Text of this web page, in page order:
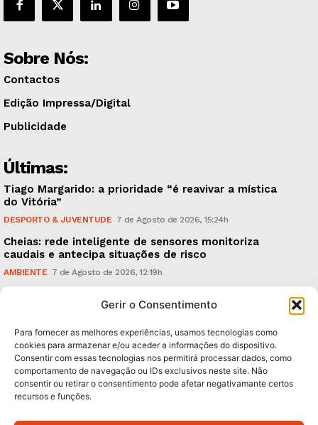
Gerir o Consentimento
Para fornecer as melhores experiências, usamos tecnologias como
cookies para armazenar e/ou aceder a informações do dispositivo.
Consentir com essas tecnologias nos permitirá processar dados, como
comportamento de navegação ou IDs exclusivos neste site. Não
consentir ou retirar o consentimento pode afetar negativamante certos
recursos e funções.
Sobre Nós:
Contactos
Edição Impressa/Digital
Publicidade
Últimas:
Tiago Margarido: a prioridade “é reavivar a mística
do Vitória”
DESPORTO & JUVENTUDE 7 de Agosto de 2026, 15:24h
Cheias: rede inteligente de sensores monitoriza
caudais e antecipa situações de risco
AMBIENTE 7 de Agosto de 2026, 12:19h
Subscreva Newsletter: